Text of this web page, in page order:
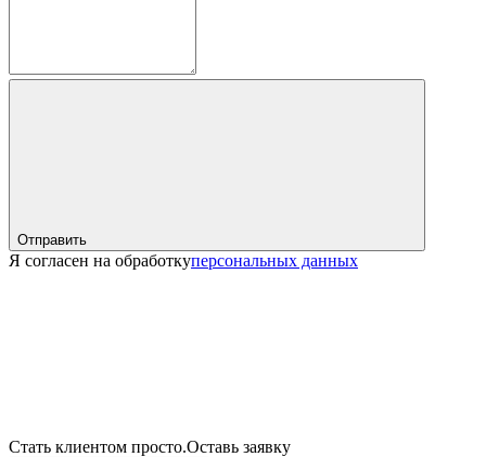
Отправить
Я согласен на обработкуперсональных данных
Cтать клиентом просто.Оставь заявку